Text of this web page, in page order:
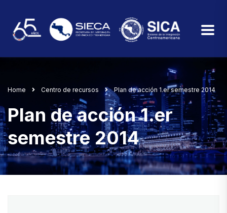
Home Centro de recursos Plan de acción 1.er semestre 2014
Plan de acción 1.er
semestre 2014